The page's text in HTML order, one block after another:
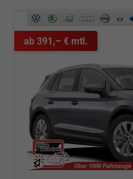
ab 391,– € mtl.